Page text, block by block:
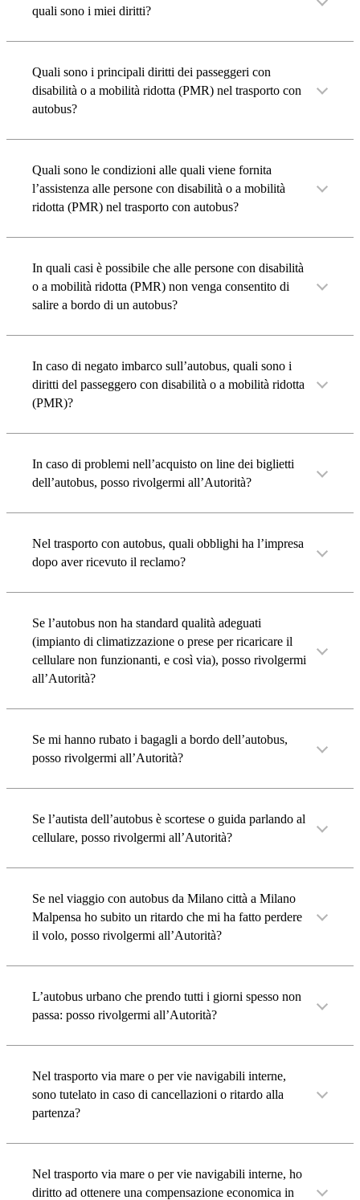
quali sono i miei diritti?
Quali sono i principali diritti dei passeggeri con
disabilità o a mobilità ridotta (PMR) nel trasporto con
autobus?
Quali sono le condizioni alle quali viene fornita
l’assistenza alle persone con disabilità o a mobilità
ridotta (PMR) nel trasporto con autobus?
In quali casi è possibile che alle persone con disabilità
o a mobilità ridotta (PMR) non venga consentito di
salire a bordo di un autobus?
In caso di negato imbarco sull’autobus, quali sono i
diritti del passeggero con disabilità o a mobilità ridotta
(PMR)?
In caso di problemi nell’acquisto on line dei biglietti
dell’autobus, posso rivolgermi all’Autorità?
Nel trasporto con autobus, quali obblighi ha l’impresa
dopo aver ricevuto il reclamo?
Se l’autobus non ha standard qualità adeguati
(impianto di climatizzazione o prese per ricaricare il
cellulare non funzionanti, e così via), posso rivolgermi
all’Autorità?
Se mi hanno rubato i bagagli a bordo dell’autobus,
posso rivolgermi all’Autorità?
Se l’autista dell’autobus è scortese o guida parlando al
cellulare, posso rivolgermi all’Autorità?
Se nel viaggio con autobus da Milano città a Milano
Malpensa ho subito un ritardo che mi ha fatto perdere
il volo, posso rivolgermi all’Autorità?
L’autobus urbano che prendo tutti i giorni spesso non
passa: posso rivolgermi all’Autorità?
Nel trasporto via mare o per vie navigabili interne,
sono tutelato in caso di cancellazioni o ritardo alla
partenza?
Nel trasporto via mare o per vie navigabili interne, ho
diritto ad ottenere una compensazione economica in